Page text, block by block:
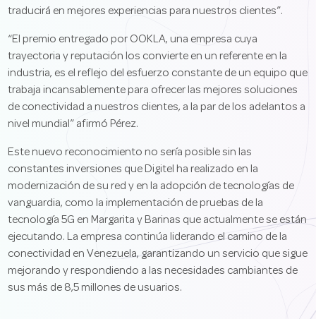
traducirá en mejores experiencias para nuestros clientes”.
“El premio entregado por OOKLA, una empresa cuya
trayectoria y reputación los convierte en un referente en la
industria, es el reflejo del esfuerzo constante de un equipo que
trabaja incansablemente para ofrecer las mejores soluciones
de conectividad a nuestros clientes, a la par de los adelantos a
nivel mundial” afirmó Pérez.
Este nuevo reconocimiento no sería posible sin las
constantes inversiones que Digitel ha realizado en la
modernización de su red y en la adopción de tecnologías de
vanguardia, como la implementación de pruebas de la
tecnología 5G en Margarita y Barinas que actualmente se están
ejecutando. La empresa continúa liderando el camino de la
conectividad en Venezuela, garantizando un servicio que sigue
mejorando y respondiendo a las necesidades cambiantes de
sus más de 8,5 millones de usuarios.